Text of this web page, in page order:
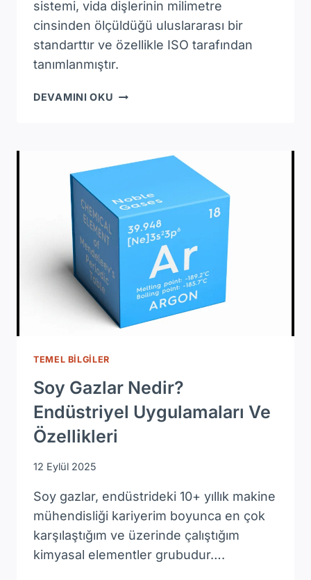
sistemi, vida dişlerinin milimetre
cinsinden ölçüldüğü uluslararası bir
standarttır ve özellikle ISO tarafından
tanımlanmıştır.
DEVAMINI OKU METRIK
TEMEL BILGILER
Soy Gazlar Nedir?
Endüstriyel Uygulamaları Ve
Özellikleri
12 Eylül 2025
Soy gazlar, endüstrideki 10+ yıllık makine
mühendisliği kariyerim boyunca en çok
karşılaştığım ve üzerinde çalıştığım
kimyasal elementler grubudur….